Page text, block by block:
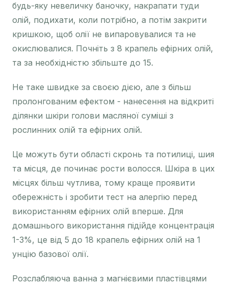
будь-яку невеличку баночку, накрапати туди
олій, подихати, коли потрібно, а потім закрити
кришкою, щоб олії не випаровувалися та не
окислювалися. Почніть з 8 крапель ефірних олій,
та за необхідністю збільште до 15.
Не таке швидке за своєю дією, але з більш
пролонгованим ефектом - нанесення на відкриті
ділянки шкіри голови масляної суміші з
рослинних олій та ефірних олій.
Це можуть бути області скронь та потилиці, шия
та місця, де починає рости волосся. Шкіра в цих
місцях більш чутлива, тому краще проявити
обережність і зробити тест на алергію перед
використанням ефірних олій вперше. Для
домашнього використання підійде концентрація
1-3%, це від 5 до 18 крапель ефірних олій на 1
унцію базової олії.
Розслабляюча ванна з магнієвими пластівцями